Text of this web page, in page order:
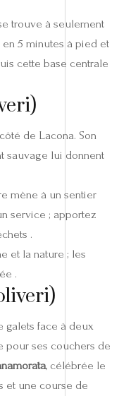
trouve à seulement
5 minutes à pied et
cette base centrale
de Lacona. Son
sauvage lui donnent
mène à un sentier
service ; apportez
.
et la nature ; les
.
galets face à deux
pour ses couchers de
, célébrée le
et une course de